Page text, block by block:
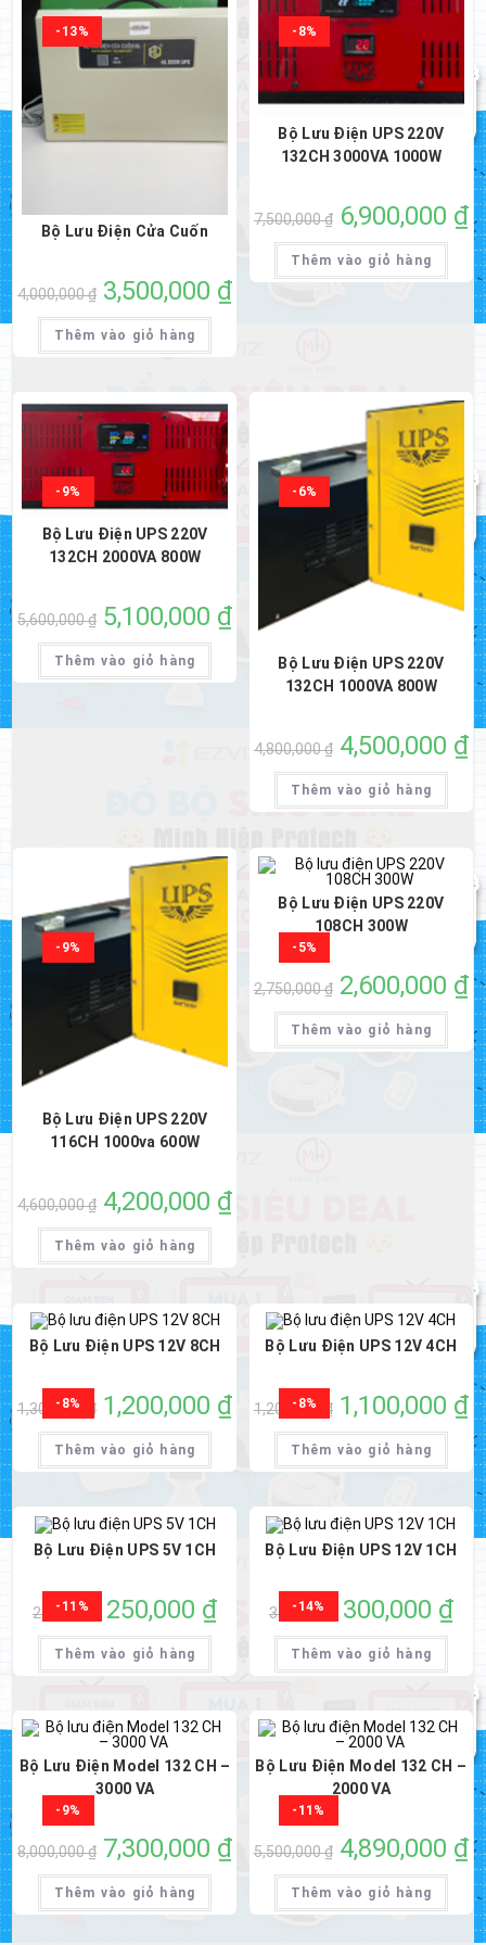
-13%
Bộ Lưu Điện Cửa Cuốn
4,000,000₫
Giá
gốc
là:
4,000,000 ₫.
3,500,000 ₫Giá
Thêm vào giỏ hàng
-8%
Bộ Lưu Điện UPS 220V
132CH 3000VA 1000W
7,500,000₫
Giá
gốc
là:
7,500,000 ₫.
6,900,000 ₫
tại
là:
Thêm vào giỏ hàng
-9%
Bộ Lưu Điện UPS 220V
132CH 2000VA 800W
5,600,000₫
Giá
gốc
là:
5,600,000 ₫.
5,100,000 ₫Giá
hiện
5,100,000 ₫.
Thêm vào giỏ hàng
-6%
Bộ Lưu Điện UPS 220V
132CH 1000VA 800W
4,800,000₫
Giá
gốc
là:
4,800,000 ₫.
4,500,000 ₫
Thêm vào giỏ hàng
-9%
Bộ Lưu Điện UPS 220V
116CH 1000va 600W
4,600,000₫
Giá
gốc
là:
4,600,000 ₫.
4,200,000 ₫Giá
Thêm vào giỏ hàng
-5%
Bộ Lưu Điện UPS 220V
108CH 300W
2,750,000₫
Giá
gốc
là:
2,750,000 ₫.
2,600,000 ₫
tại
Thêm vào giỏ hàng
-8%
Bộ Lưu Điện UPS 12V 8CH
1,300,000 ₫
Giá
gốc
là:
1,300,000 ₫.
1,200,000 ₫Giá
hiện
1,200,000 ₫.
Thêm vào giỏ hàng
-8%
Bộ Lưu Điện UPS 12V 4CH
1,200,000 ₫
Giá
gốc
là:
1,200,000 ₫.
1,100,000 ₫
tại
là:
Thêm vào giỏ hàng
-11%
Bộ Lưu Điện UPS 5V 1CH
280,000
Giá
gốc
là:
280,000 ₫.
250,000 ₫Giá
Thêm vào giỏ hàng
-14%
Bộ Lưu Điện UPS 12V 1CH
350,000
Giá
gốc
là:
350,000 ₫.
300,000 ₫Giá
hiện
Thêm vào giỏ hàng
-9%
Bộ Lưu Điện Model 132 CH –
3000 VA
8,000,000₫
Giá
gốc
là:
8,000,000 ₫.
7,300,000 ₫Giá
hiện
7,300,000 ₫.
Thêm vào giỏ hàng
-11%
Bộ Lưu Điện Model 132 CH –
2000 VA
5,500,000₫
Giá
gốc
là:
5,500,000 ₫.
4,890,000 ₫
tại
là:
Thêm vào giỏ hàng